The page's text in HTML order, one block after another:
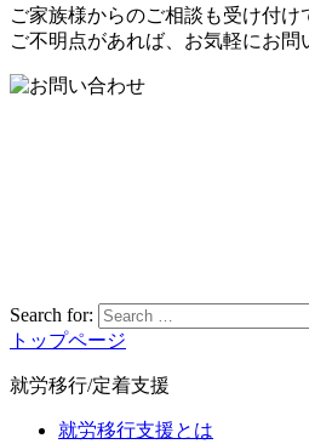
ご家族様からのご相談も受け付け
ご不明点があれば、お気軽にお問
Search for:
トップページ
就労移行/定着支援
就労移行支援とは